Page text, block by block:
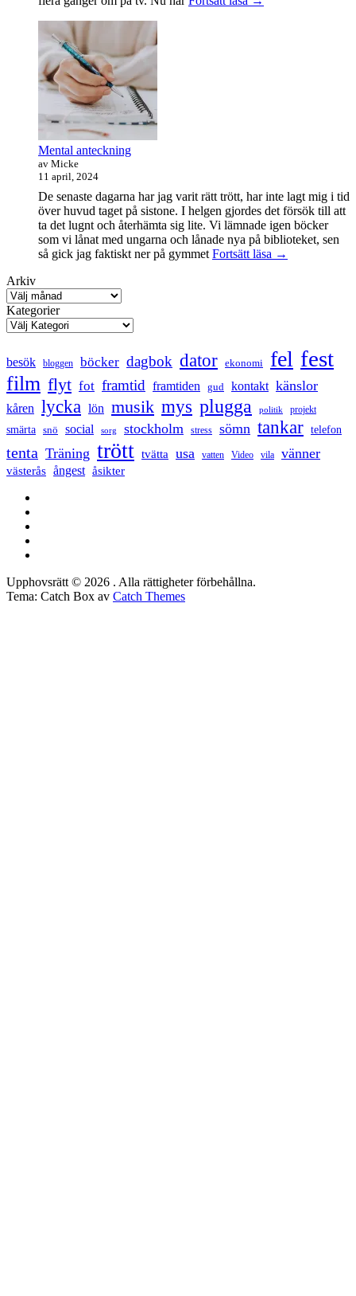
Mental anteckning
av Micke
11 april, 2024
De senaste dagarna har jag varit rätt trött, har inte lagt mig i tid
över huvud taget på sistone. I helgen gjordes det försök till att
ta det lugnt och återhämta sig lite. Vi lämnade igen böcker
som vi lånat med ungarna och lånade nya på biblioteket, sen
så gick jag faktiskt ner på gymmet Fortsätt läsa Mental
→
Arkiv
Kategorier
besök bloggen böcker dagbok dator ekonomi fel fest
film flyt fot framtid framtiden gud kontakt känslor
kåren lycka lön musik mys plugga politik projekt
smärta snö social sorg stockholm stress sömn tankar telefon
tenta Träning trött tvätta usa vatten Video vila vänner
västerås ångest åsikter
Upphovsrätt © 2026 . Alla rättigheter förbehållna.
Tema: Catch Box av Catch Themes